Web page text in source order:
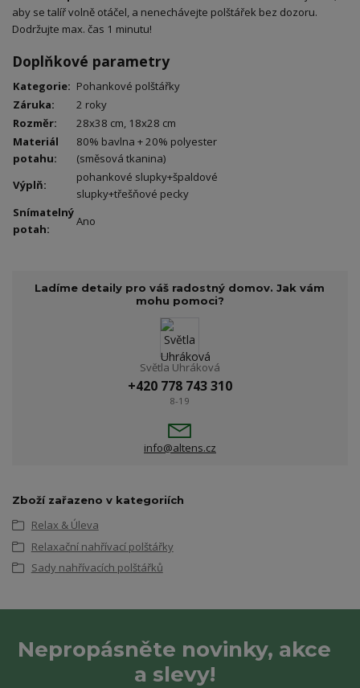
aby se talíř volně otáčel, a nenechávejte polštářek bez dozoru.
Dodržujte max. čas 1 minutu!
Doplňkové parametry
Kategorie: Pohankové polštářky
Záruka:
2 roky
Rozměr:
28x38 cm, 18x28 cm
Materiál
potahu:
80% bavlna + 20% polyester
(směsová tkanina)
Výplň:
pohankové slupky+špaldové
slupky+třešňové pecky
Snímatelný
potah:
Ano
Ladíme detaily pro váš radostný domov. Jak vám
mohu pomoci?
Světla Uhráková
+420 778 743 310
8-19
info@altens.cz
Zboží zařazeno v kategoriích
Relax & Úleva
Relaxační nahřívací polštářky
Sady nahřívacích polštářků
Nepropásněte novinky, akce
a slevy!